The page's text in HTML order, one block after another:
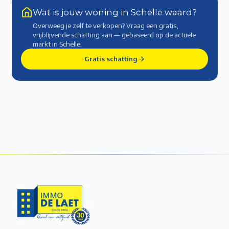
Wat is jouw woning in Schelle waard?
Overweeg je zelf te verkopen? Vraag een gratis,
vrijblijvende schatting aan — gebaseerd op de actuele
marktin Schelle.
Gratis schatting